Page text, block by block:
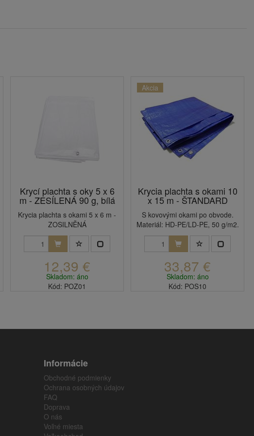
Krycí plachta s oky 5 x 6
m - ZESÍLENÁ 90 g, bílá
Krycia plachta s okami 5 x 6 m -
ZOSILNĚNÁ
12,39 €
Skladom: áno
Kód: POZ01
Akcia
Krycia plachta s okami 10
x 15 m - ŠTANDARD
S kovovými okami po obvode.
Materiál: HD-PE/LD-PE, 50 g/m2.
33,87 €
Skladom: áno
Kód: POS10
Informácie
Obchodné podmienky
Ochrana osobných údajov
FAQ
Doprava
O nás
Voľné miesta